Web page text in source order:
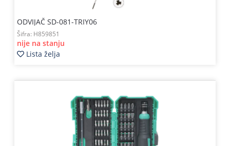
ODVIJAČ SD-081-TRIY06
Šifra: H859851
nije na stanju
Lista želja